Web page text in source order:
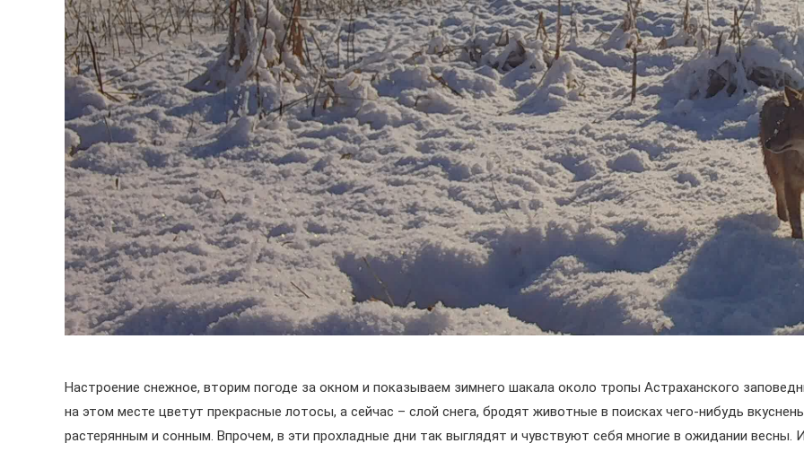
Настроение снежное, вторим погоде за окном и показываем зимнего шакала около тропы Астраханского
на этом месте цветут прекрасные лотосы, а сейчас – слой снега, бродят животные в поисках чего-нибудь
растерянным и сонным. Впрочем, в эти прохладные дни так выглядят и чувствуют себя многие в ожидании весны.